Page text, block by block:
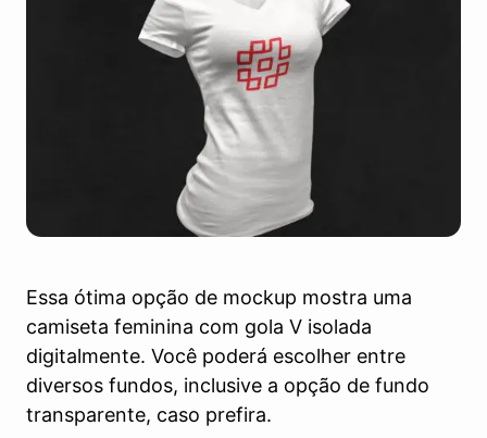
Essa ótima opção de mockup mostra uma
camiseta feminina com gola V isolada
digitalmente. Você poderá escolher entre
diversos fundos, inclusive a opção de fundo
transparente, caso prefira.